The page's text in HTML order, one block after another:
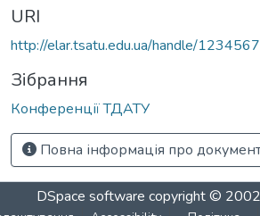
URI
http://elar.tsatu.edu.ua/handle/
Зібрання
Конференції ТДАТУ
Повна інформація про
DSpace software copyright ©